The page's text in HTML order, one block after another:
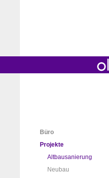
Büro
Projekte
Altbausanierung
Neubau